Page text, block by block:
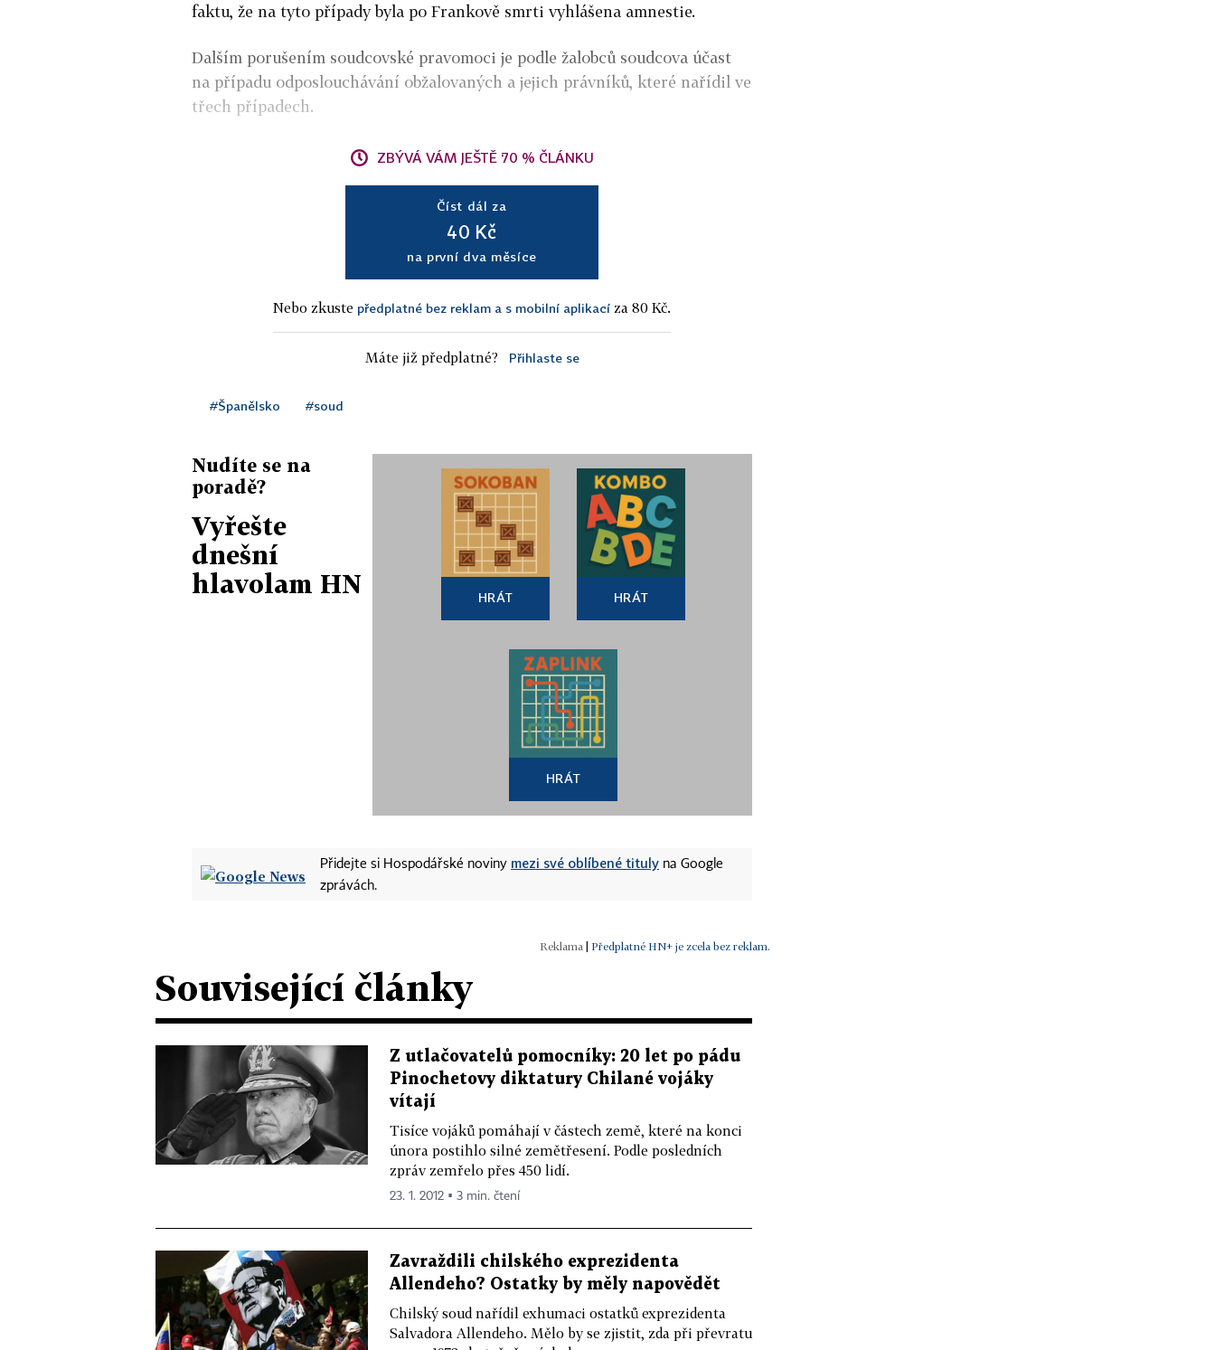
faktu, že na tyto případy byla po Frankově smrti vyhlášena amnestie.
Dalším porušením soudcovské pravomoci je podle žalobců soudcova účast
na případu odposlouchávání obžalovaných a jejich právníků, které nařídil ve
třech případech.
ZBÝVÁ VÁM JEŠTĚ 70 % ČLÁNKU
Číst dál za
40 Kč
na první dva měsíce
Nebo zkuste předplatné bez reklam a s mobilní aplikací za 80 Kč.
Máte již předplatné? Přihlaste se
#Španělsko #soud
Nudíte se na
poradě?
Vyřešte
dnešní
hlavolam HN
HRÁT HRÁT
HRÁT
Přidejte si Hospodářské noviny mezi své oblíbené tituly na Google
zprávách.
| Předplatné HN+ je zcela bez reklam.
Související články
Z utlačovatelů pomocníky: 20 let po pádu
Pinochetovy diktatury Chilané vojáky
vítají
Tisíce vojáků pomáhají v částech země, které na konci
února postihlo silné zemětřesení. Podle posledních
zpráv zemřelo přes 450 lidí.
23. 1. 2012 ▪ 3 min. čtení
Zavraždili chilského exprezidenta
Allendeho? Ostatky by měly napovědět
Chilský soud nařídil exhumaci ostatků exprezidenta
Salvadora Allendeho. Mělo by se zjistit, zda při převratu